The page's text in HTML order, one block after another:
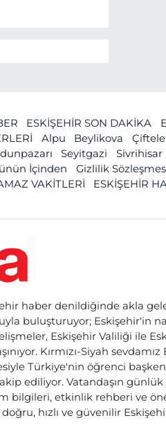
ESKİŞEHİR SON DAKİKA
Alpu Beylikova
Seyitgazi Sivrihisar
İçinden Gizlilik
VAKİTLERİ
ESKİŞEHİR
haber denildiğinde akla
buluşturuyor; Eskişehir'in
Eskişehir Valiliği ile
Kırmızı-Siyah
Türkiye'nin öğrenci
ediliyor. Vatandaşın günlük
bilgileri, etkinlik rehberi ve
hızlı ve güvenilir